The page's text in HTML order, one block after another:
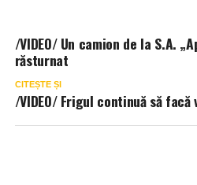
/VIDEO/ Un camion de la S.A.
răsturnat
CITEȘTE ȘI
/VIDEO/ Frigul continuă să facă